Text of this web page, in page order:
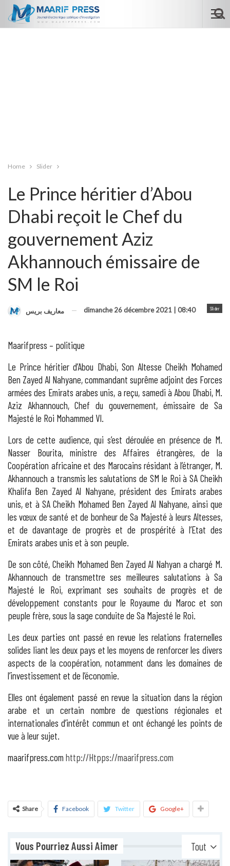
Home Slider
Le Prince héritier d’Abou
Dhabi reçoit le Chef du
gouvernement Aziz
Akhannouch émissaire de
SM le Roi
Slider معاريف بريس dimanche 26 décembre 2021 | 08:40
Maarifpress – politique
Le Prince héritier d’Abou Dhabi, Son Altesse Cheikh Mohamed
Ben Zayed Al Nahyane, commandant suprême adjoint des Forces
armées des Emirats arabes unis, a reçu, samedi à Abou Dhabi, M.
Aziz Akhannouch, Chef du gouvernement, émissaire de Sa
Majesté le Roi Mohammed VI.
Lors de cette audience, qui s’est déroulée en présence de M.
Nasser Bourita, ministre des Affaires étrangères, de la
Coopération africaine et des Marocains résidant à l’étranger, M.
Akhannouch a transmis les salutations de SM le Roi à SA Cheikh
Khalifa Ben Zayed Al Nahyane, président des Emirats arabes
unis, et à SA Cheikh Mohamed Ben Zayed Al Nahyane, ainsi que
les vœux de santé et de bonheur de Sa Majesté à leurs Altesses,
et de davantage de progrès et de prospérité à l’Etat des
Emirats arabes unis et à son peuple.
De son côté, Cheikh Mohamed Ben Zayed Al Nahyan a chargé M.
Akhannouch de transmettre ses meilleures salutations à Sa
Majesté le Roi, exprimant ses souhaits de progrès et de
développement constants pour le Royaume du Maroc et son
peuple frère, sous la sage conduite de Sa Majesté le Roi.
Les deux parties ont passé en revue les relations fraternelles
solides liant les deux pays et les moyens de renforcer les divers
aspects de la coopération, notamment dans les domaines de
l’investissement et de l’économie.
Elles ont également passé en revue la situation dans la région
arabe et un certain nombre de questions régionales et
internationales d’intérêt commun et ont échangé les points de
vue à leur sujet.
maarifpress.com http://Htpps://maarifpress.com
Share Facebook Twitter Google+
Tout
Vous Pourriez Aussi Aimer